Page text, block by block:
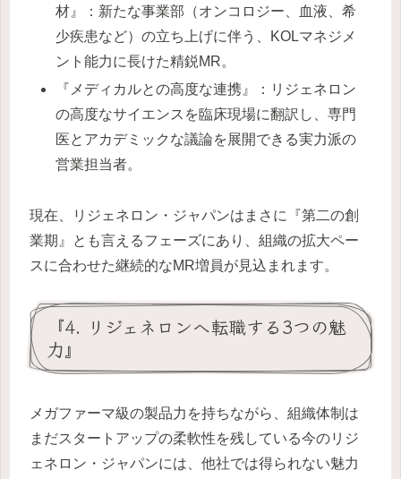
材』：新たな事業部（オンコロジー、血液、希
少疾患など）の立ち上げに伴う、KOLマネジメ
ント能力に長けた精鋭MR。
『メディカルとの高度な連携』：リジェネロン
の高度なサイエンスを臨床現場に翻訳し、専門
医とアカデミックな議論を展開できる実力派の
営業担当者。
現在、リジェネロン・ジャパンはまさに『第二の創
業期』とも言えるフェーズにあり、組織の拡大ペー
スに合わせた継続的なMR増員が見込まれます。
『4. リジェネロンへ転職する3つの魅
力』
メガファーマ級の製品力を持ちながら、組織体制は
まだスタートアップの柔軟性を残している今のリジ
ェネロン・ジャパンには、他社では得られない魅力